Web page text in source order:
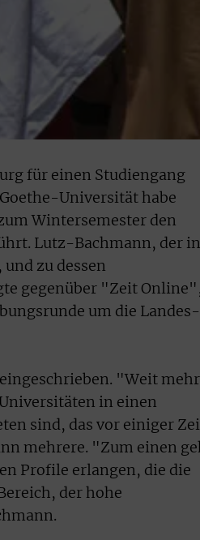
für einen Studiengang
Universität habe
Wintersemester den
Lutz-Bachmann, der in
zu dessen
gegenüber "Zeit Online",
um die Landes-
"Weit mehr
in einen
sind, das vor einiger
mehrere. "Zum einen
Profile erlangen, die die
der hohe